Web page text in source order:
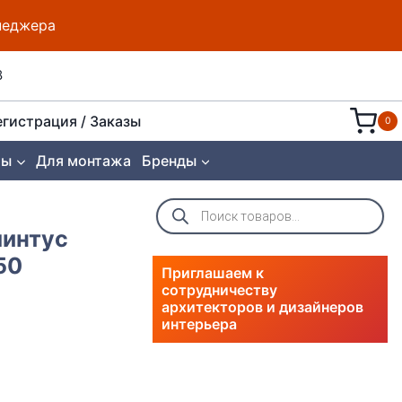
/ Заказы 0
Для монтажа Бренды
Поиск
товаров
Приглашаем к
сотрудничеству
архитекторов и дизайнеров
интерьера